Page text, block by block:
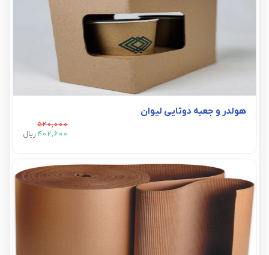
هولدر و جعبه دوتایی لیوان
520,000
402,600 ريال